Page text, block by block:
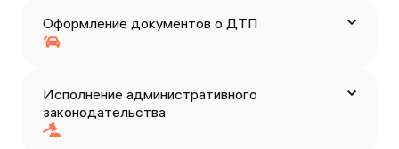
Оформление документов о ДТП
Исполнение административного
законодательства